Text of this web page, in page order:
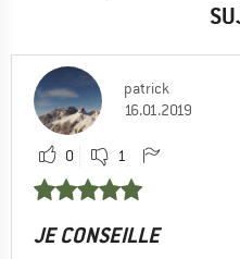
patrick
16.01.2019
0 1
JE CONSEILLE